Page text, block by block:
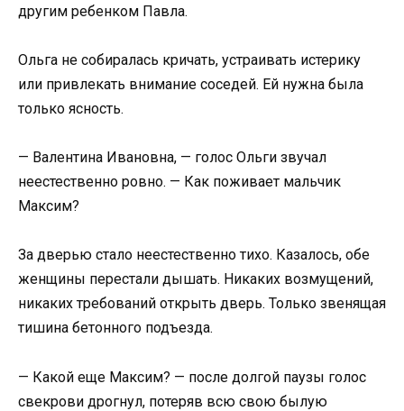
другим ребенком Павла.
Ольга не собиралась кричать, устраивать истерику
или привлекать внимание соседей. Ей нужна была
только ясность.
— Валентина Ивановна, — голос Ольги звучал
неестественно ровно. — Как поживает мальчик
Максим?
За дверью стало неестественно тихо. Казалось, обе
женщины перестали дышать. Никаких возмущений,
никаких требований открыть дверь. Только звенящая
тишина бетонного подъезда.
— Какой еще Максим? — после долгой паузы голос
свекрови дрогнул, потеряв всю свою былую